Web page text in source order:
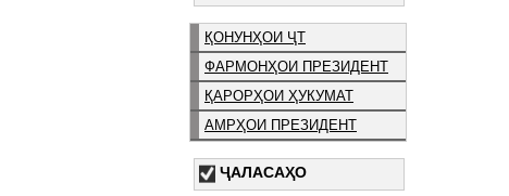
ҚОНУНҲОИ ҶТ
ФАРМОНҲОИ ПРЕЗИДЕНТ
ҚАРОРҲОИ ҲУКУМАТ
АМРҲОИ ПРЕЗИДЕНТ
ҶАЛАСАҲО